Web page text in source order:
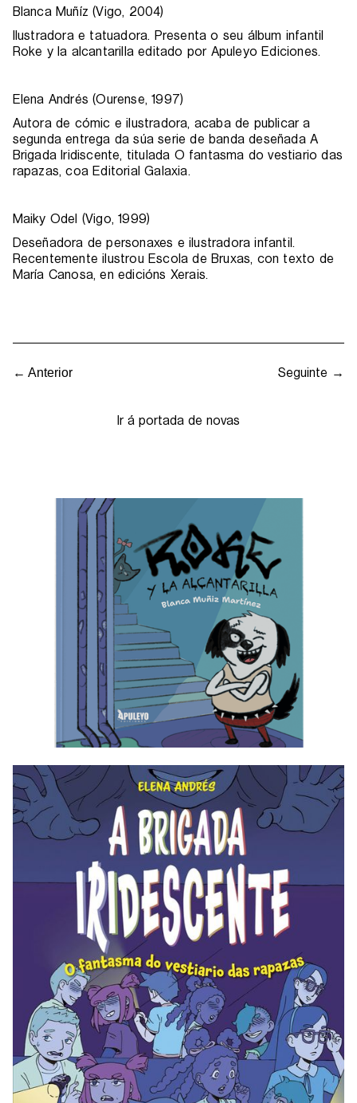
Blanca Muñíz (Vigo, 2004)
Ilustradora e tatuadora. Presenta o seu álbum infantil
Roke y la alcantarilla editado por Apuleyo Ediciones.
Elena Andrés (Ourense, 1997)
Autora de cómic e ilustradora, acaba de publicar a
segunda entrega da súa serie de banda deseñada A
Brigada Iridiscente, titulada O fantasma do vestiario das
rapazas, coa Editorial Galaxia.
Maiky Odel (Vigo, 1999)
Deseñadora de personaxes e ilustradora infantil.
Recentemente ilustrou Escola de Bruxas, con texto de
María Canosa, en edicións Xerais.
← Anterior Seguinte →
Ir á portada de novas